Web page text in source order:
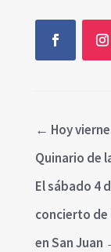
← Hoy
Quinario de
El sábado 4
concierto de
en San Juan